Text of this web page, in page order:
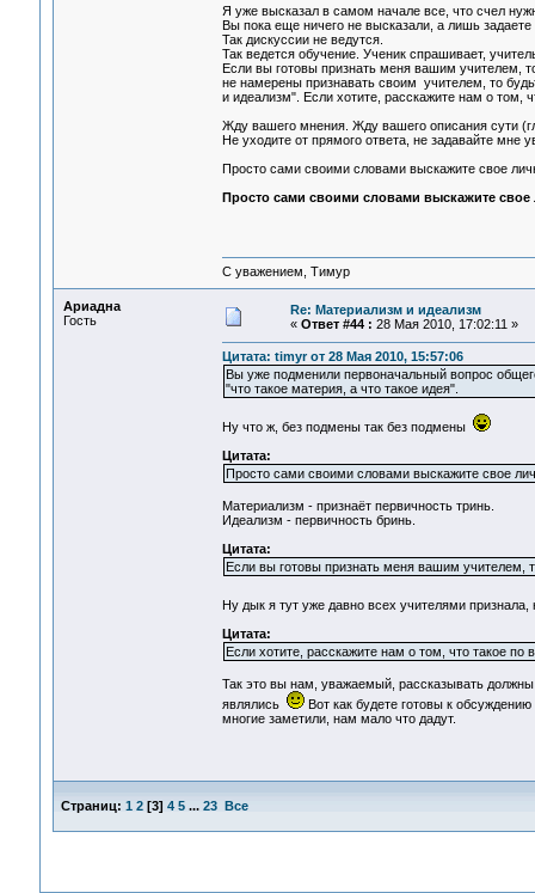
Я уже высказал в самом начале все, что счел
Вы пока еще ничего не высказали, а лишь
Так дискуссии не ведутся.
Так ведется обучение. Ученик спрашивает,
Если вы готовы признать меня вашим учителем,
не намерены признавать своим учителем, то
и идеализм". Если хотите, расскажите нам о том,
Жду вашего мнения. Жду вашего описания сути
Не уходите от прямого ответа, не задавайте мне
Просто сами своими словами выскажите свое
Просто сами своими словами выскажите
С уважением, Тимур
Ариадна
Гость
Re: Материализм и идеализм
« Ответ #44 : 28 Мая 2010, 17:02:11 »
Цитата: timyr от 28 Мая 2010, 15:57:06
Вы уже подменили первоначальный вопрос
"что такое материя, а что такое идея".
Ну что ж, без подмены так без подмены
Цитата:
Просто сами своими словами выскажите свое
Материализм - признаёт первичность тринь.
Идеализм - первичность бринь.
Цитата:
Если вы готовы признать меня вашим учителем,
Ну дык я тут уже давно всех учителями
Цитата:
Если хотите, расскажите нам о том, что такое
Так это вы нам, уважаемый, рассказывать
являлись
Вот как будете готовы к
многие заметили, нам мало что дадут.
Страниц: 1 2[3] 4 5 ... 23 Все